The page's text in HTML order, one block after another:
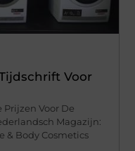
Voor
Prijzen Voor De
Magazijn:
& Body Cosmetics